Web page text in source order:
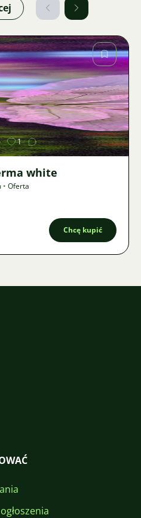
Zdjęcie
1
white
• Oferta
Chcę kupić